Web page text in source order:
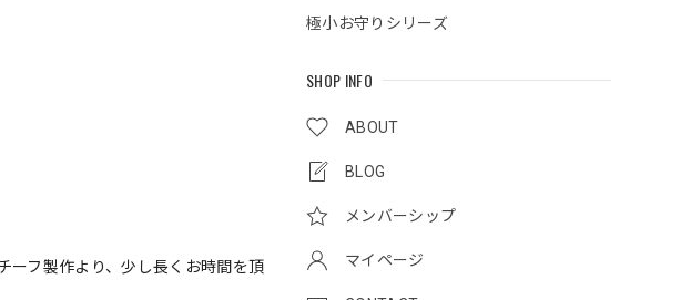
極小お守りシリーズ
SHOP INFO
ABOUT
BLOG
メンバーシップ
マイページ
ーフ製作より、少し長くお時間を頂